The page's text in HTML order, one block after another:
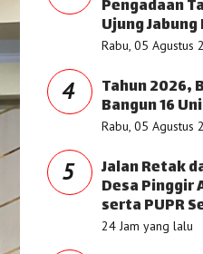
Pengadaan
Ujung
Rabu, 05 Agustus
4 Tahun 2026,
Bangun 16
Rabu, 05 Agustus
5 Jalan Retak
Desa Pinggir
serta PUPR
24 Jam yang lalu